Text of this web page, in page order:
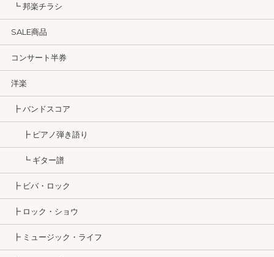
┗ 邦楽チラシ
SALE商品
コンサート半券
洋楽
┣ バンドスコア
┣ ピアノ弾き語り
┗ ギター譜
┣ ビバ・ロック
┣ ロック・ショウ
┣ ミュージック・ライフ